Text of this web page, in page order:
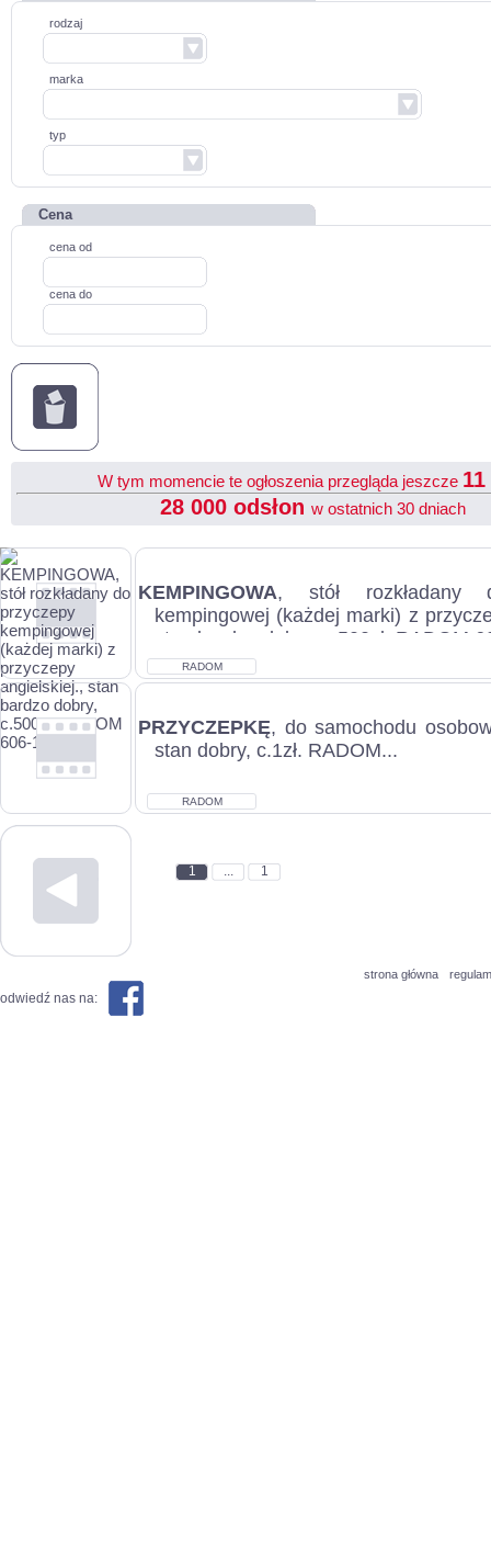
rodzaj
marka
typ
Cena
cena od
cena do
W tym momencie te ogłoszenia przegląda jeszcze 11
28 000 odsłon w ostatnich 30 dniach
KEMPINGOWA, stół rozkładany
kempingowej (każdej marki) z
stan bardzo dobry, c.500zł. RADOM
RADOM
PRZYCZEPKĘ, do samochodu
stan dobry, c.1zł. RADOM...
RADOM
1 ... 1
strona główna
odwiedź nas na: